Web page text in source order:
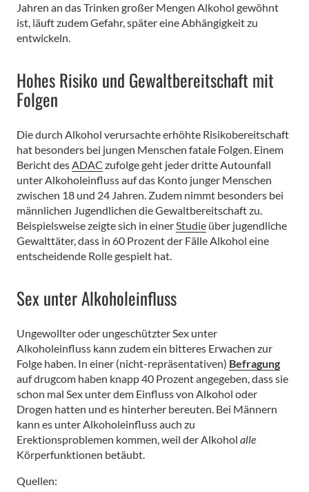
Jahren an das Trinken großer Mengen Alkohol gewöhnt
ist, läuft zudem Gefahr, später eine Abhängigkeit zu
entwickeln.
Hohes Risiko und Gewaltbereitschaft mit
Folgen
Die durch Alkohol verursachte erhöhte Risikobereitschaft
hat besonders bei jungen Menschen fatale Folgen. Einem
Bericht desADAC zufolge geht jeder dritte Autounfall
unter Alkoholeinfluss auf das Konto junger Menschen
zwischen 18 und 24 Jahren. Zudem nimmt besonders bei
männlichen Jugendlichen die Gewaltbereitschaft zu.
Beispielsweise zeigte sich in einerStudie über jugendliche
Gewalttäter, dass in 60 Prozent der Fälle Alkohol eine
entscheidende Rolle gespielt hat.
Sex unter Alkoholeinfluss
Ungewollter oder ungeschützter Sex unter
Alkoholeinfluss kann zudem ein bitteres Erwachen zur
Folge haben. In einer (nicht-repräsentativen) Befragung
auf drugcom haben knapp 40 Prozent angegeben, dass sie
schon mal Sex unter dem Einfluss von Alkohol oder
Drogen hatten und es hinterher bereuten. Bei Männern
kann es unter Alkoholeinfluss auch zu
Erektionsproblemen kommen, weil der Alkohol alle
Körperfunktionen betäubt.
Quellen: